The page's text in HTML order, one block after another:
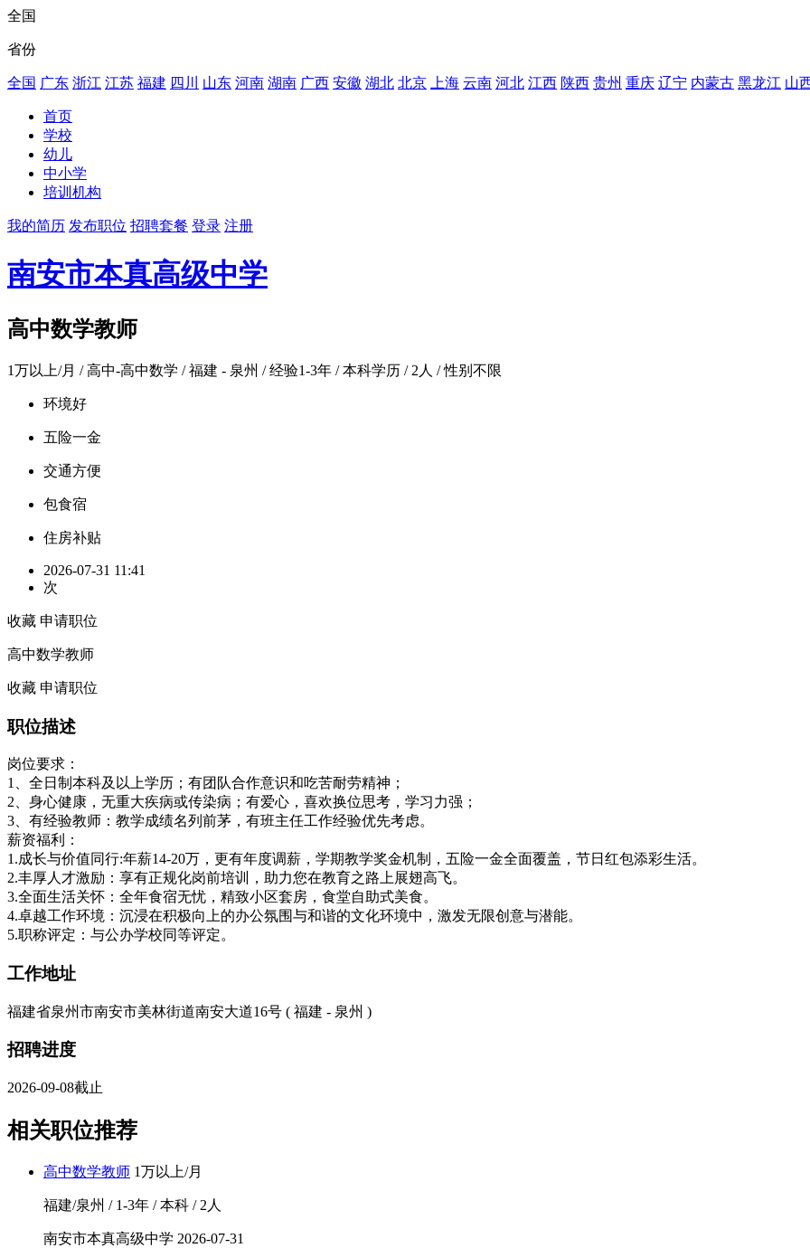
全国
省份
全国 广东 浙江 江苏 福建 四川 山东 河南 湖南 广西 安徽 湖北 北京 上海 云南 河北 江西 陕西 贵州 重庆 辽宁 内蒙古 黑龙江 山
首页
学校
幼儿
中小学
培训机构
我的简历 发布职位 招聘套餐 登录 注册
南安市本真高级中学
高中数学教师
1万以上/月 / 高中-高中数学 / 福建 - 泉州 / 经验1-3年 / 本科学历 / 2人 / 性别不限
环境好
五险一金
交通方便
包食宿
住房补贴
2026-07-31 11:41
次
收藏 申请职位
高中数学教师
收藏 申请职位
职位描述
岗位要求：
1、全日制本科及以上学历；有团队合作意识和吃苦耐劳精神；
2、身心健康，无重大疾病或传染病；有爱心，喜欢换位思考，学习力强；
3、有经验教师：教学成绩名列前茅，有班主任工作经验优先考虑。
薪资福利：
1.成长与价值同行:年薪14-20万，更有年度调薪，学期教学奖金机制，五险一金全面覆盖，节日红包添彩生活。
2.丰厚人才激励：享有正规化岗前培训，助力您在教育之路上展翅高飞。
3.全面生活关怀：全年食宿无忧，精致小区套房，食堂自助式美食。
4.卓越工作环境：沉浸在积极向上的办公氛围与和谐的文化环境中，激发无限创意与潜能。
5.职称评定：与公办学校同等评定。
工作地址
福建省泉州市南安市美林街道南安大道16号 ( 福建 - 泉州 )
招聘进度
2026-09-08截止
相关职位推荐
高中数学教师 1万以上/月
福建/泉州 / 1-3年 / 本科 / 2人
南安市本真高级中学 2026-07-31